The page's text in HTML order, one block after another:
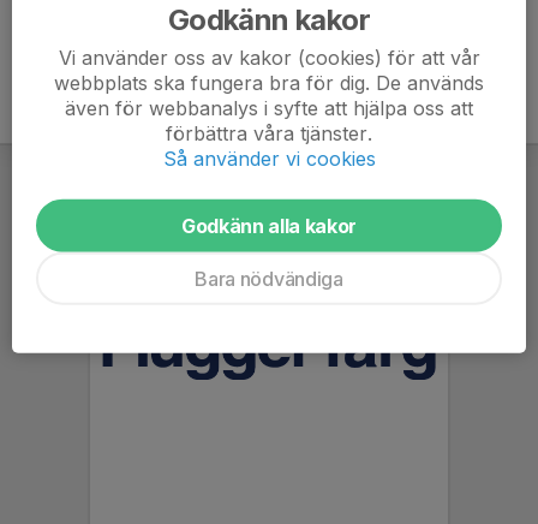
Godkänn kakor
Vi använder oss av kakor (cookies) för att vår
webbplats ska fungera bra för dig. De används
även för webbanalys i syfte att hjälpa oss att
förbättra våra tjänster.
Så använder vi cookies
Godkänn alla kakor
Bara nödvändiga